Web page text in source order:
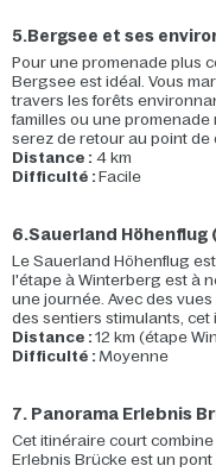
5.Bergsee et ses
Pour une promenade plus
Bergsee est idéal. Vous
travers les forêts
familles ou une promenade
serez de retour au point de
Distance : 4 km
Difficulté :Facile
6.Sauerland
Le Sauerland Höhenflug
l'étape à Winterberg est à
une journée. Avec des
des sentiers stimulants, cet
Distance :12 km (étape
Difficulté : Moyenne
7. Panorama Erlebnis
Cet itinéraire court
Erlebnis Brücke est un